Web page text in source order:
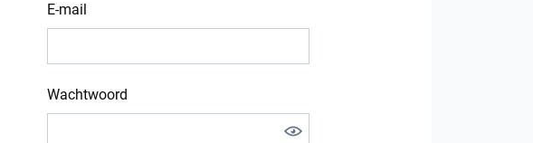
E-mail
Wachtwoord